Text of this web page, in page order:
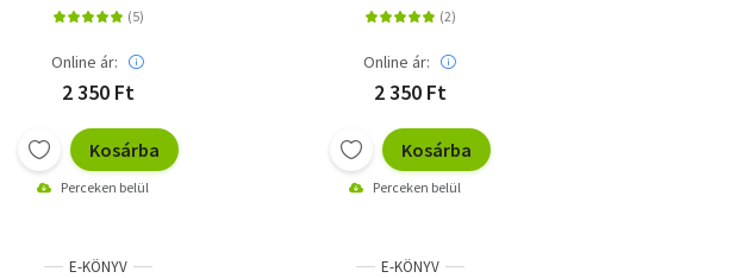
Online ár:
2 350 Ft
Kosárba
Perceken belül
Online ár:
2 350 Ft
Kosárba
Perceken belül
E-KÖNYV E-KÖNYV